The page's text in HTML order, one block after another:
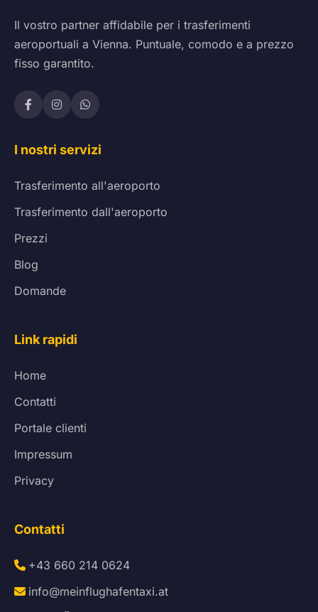
Il vostro partner affidabile per i trasferimenti
aeroportuali a Vienna. Puntuale, comodo e a prezzo
fisso garantito.
I nostri servizi
Trasferimento all'aeroporto
Trasferimento dall'aeroporto
Prezzi
Blog
Domande
Link rapidi
Home
Contatti
Portale clienti
Impressum
Privacy
Contatti
+43 660 214 0624
info@meinflughafentaxi.at